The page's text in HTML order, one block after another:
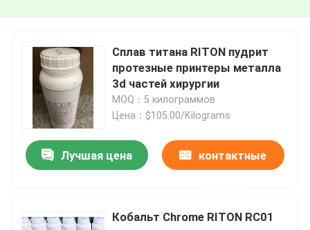
Сплав титана RITON пудрит
протезные принтеры металла
3d частей хирургии
MOQ：5 килограммов
Цена：$105.00/Kilograms
Лучшая цена контактные
Кобальт Chrome RITON RC01